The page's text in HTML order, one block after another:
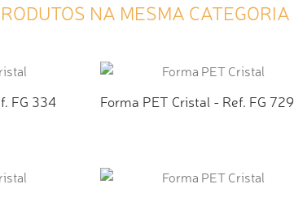
NA MESMA CATEGORIA
FG 334 Forma PET Cristal - Ref. FG 729